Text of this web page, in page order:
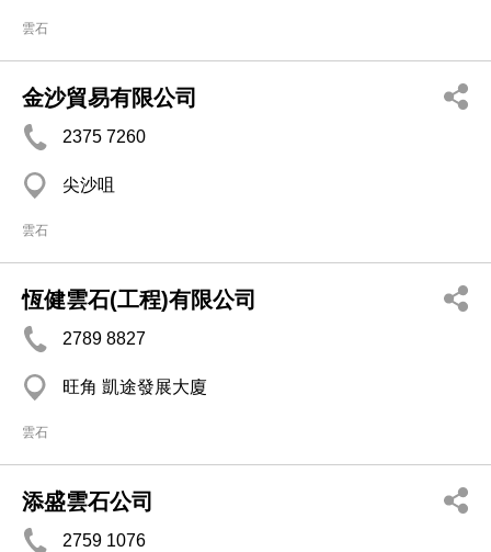
雲石
金沙貿易有限公司
2375 7260
尖沙咀
雲石
恆健雲石(工程)有限公司
2789 8827
旺角 凱途發展大廈
雲石
添盛雲石公司
2759 1076